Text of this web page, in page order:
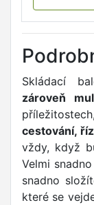
Skládací
zároveň
cestování,
vždy, když
Velmi
snadno
které se